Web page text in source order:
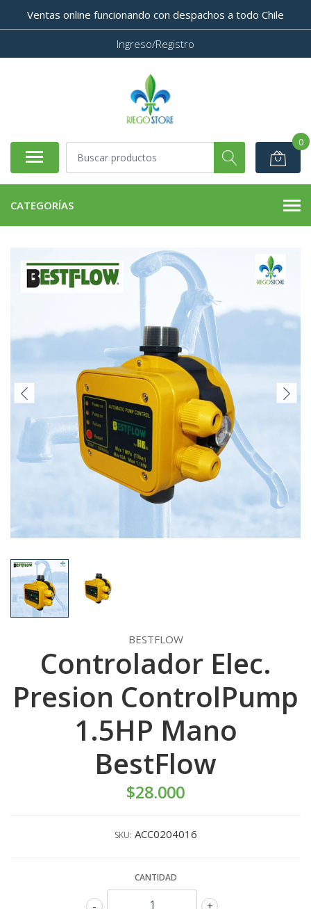
Ventas online funcionando con despachos a todo Chile
Ingreso/Registro
0
CATEGORÍAS
BESTFLOW
Controlador Elec.
Presion ControlPump
1.5HP Mano
BestFlow
$28.000
SKU: ACC0204016
CANTIDAD
+
-